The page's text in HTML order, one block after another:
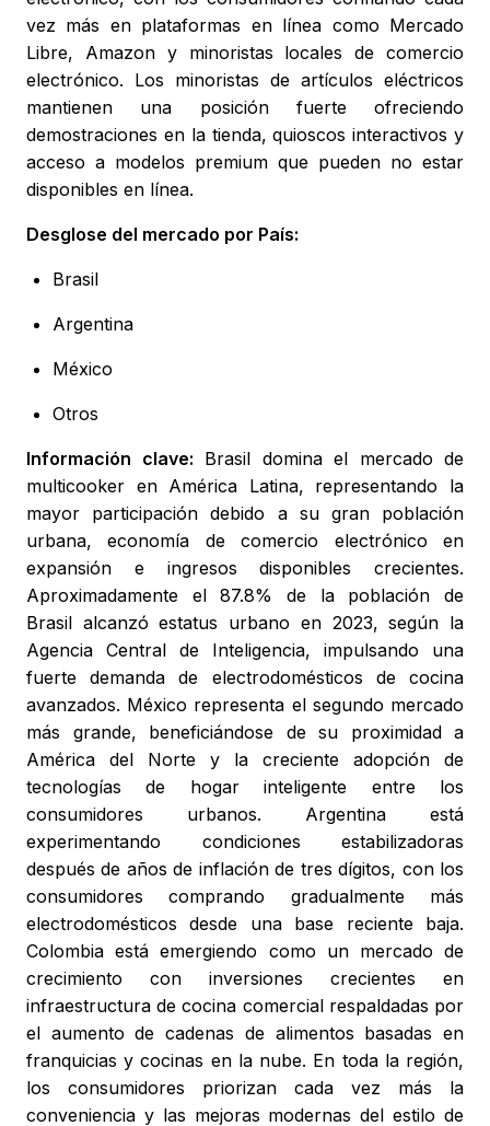
vez más en plataformas en línea como Mercado
Libre, Amazon y minoristas locales de comercio
electrónico. Los minoristas de artículos eléctricos
mantienen una posición fuerte ofreciendo
demostraciones en la tienda, quioscos interactivos y
acceso a modelos premium que pueden no estar
disponibles en línea.
Desglose del mercado por País:
Brasil
Argentina
México
Otros
Información clave: Brasil domina el mercado de
multicooker en América Latina, representando la
mayor participación debido a su gran población
urbana, economía de comercio electrónico en
expansión e ingresos disponibles crecientes.
Aproximadamente el 87.8% de la población de
Brasil alcanzó estatus urbano en 2023, según la
Agencia Central de Inteligencia, impulsando una
fuerte demanda de electrodomésticos de cocina
avanzados. México representa el segundo mercado
más grande, beneficiándose de su proximidad a
América del Norte y la creciente adopción de
tecnologías de hogar inteligente entre los
consumidores urbanos. Argentina está
experimentando condiciones estabilizadoras
después de años de inflación de tres dígitos, con los
consumidores comprando gradualmente más
electrodomésticos desde una base reciente baja.
Colombia está emergiendo como un mercado de
crecimiento con inversiones crecientes en
infraestructura de cocina comercial respaldadas por
el aumento de cadenas de alimentos basadas en
franquicias y cocinas en la nube. En toda la región,
los consumidores priorizan cada vez más la
conveniencia y las mejoras modernas del estilo de